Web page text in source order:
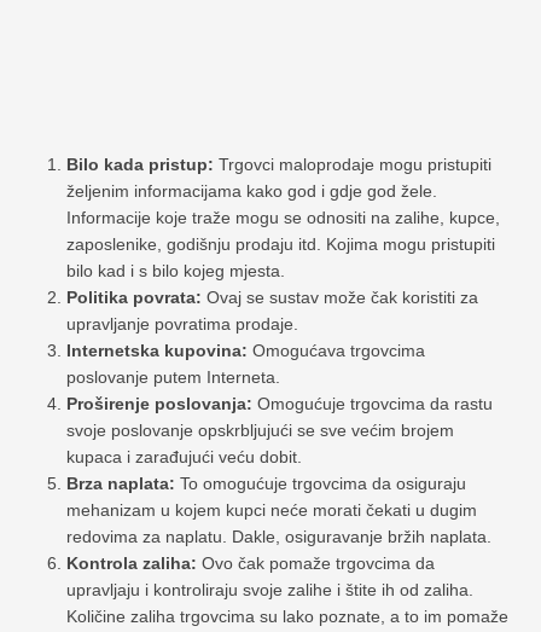
Bilo kada pristup: Trgovci maloprodaje mogu pristupiti
željenim informacijama kako god i gdje god žele.
Informacije koje traže mogu se odnositi na zalihe, kupce,
zaposlenike, godišnju prodaju itd. Kojima mogu pristupiti
bilo kad i s bilo kojeg mjesta.
Politika povrata: Ovaj se sustav može čak koristiti za
upravljanje povratima prodaje.
Internetska kupovina: Omogućava trgovcima
poslovanje putem Interneta.
Proširenje poslovanja: Omogućuje trgovcima da rastu
svoje poslovanje opskrbljujući se sve većim brojem
kupaca i zarađujući veću dobit.
Brza naplata: To omogućuje trgovcima da osiguraju
mehanizam u kojem kupci neće morati čekati u dugim
redovima za naplatu. Dakle, osiguravanje bržih naplata.
Kontrola zaliha: Ovo čak pomaže trgovcima da
upravljaju i kontroliraju svoje zalihe i štite ih od zaliha.
Količine zaliha trgovcima su lako poznate, a to im pomaže